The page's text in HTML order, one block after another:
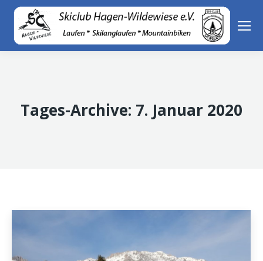
Tages-Archive: 7. Januar 2020